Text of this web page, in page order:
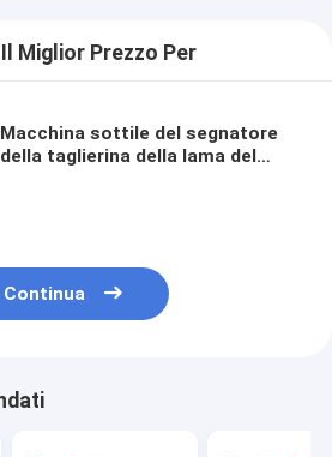
Miglior Prezzo Per
Macchina sottile del segnatore
della taglierina della lama del
Continua